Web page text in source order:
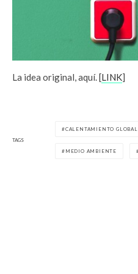
La idea original, aquí. [LINK]
TAGS
CALENTAMIENTO GLOBAL
MEDIO AMBIENTE